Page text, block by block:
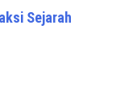
Sejarah